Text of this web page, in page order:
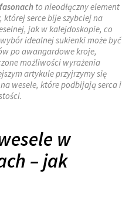
to nieodłączny element
serce bije szybciej na
jak w kalejdoskopie, co
idealnej sukienki może być
po awangardowe kroje,
możliwości wyrażenia
artykule przyjrzymy się
wesele, które podbijają serca i
w
– jak